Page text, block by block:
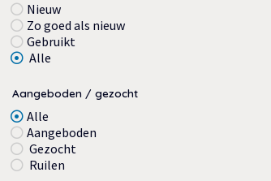
Nieuw
Zo goed als nieuw
Gebruikt
Alle
Aangeboden / gezocht
Alle
Aangeboden
Gezocht
Ruilen